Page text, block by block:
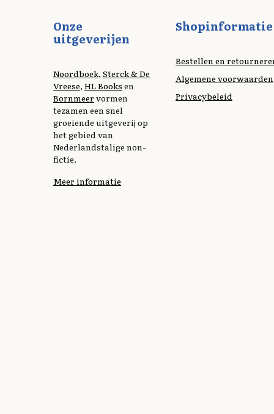
o
k
Onze
uitgeverijen
Noordboek, Sterck & De
Vreese, HL Books en
Bornmeervormen
tezamen een snel
groeiende uitgeverij op
het gebied van
Nederlandstalige non-
fictie.
Meer informatie
Shopinformatie
Bestellen en
Algemene voorwaarden
Privacybeleid